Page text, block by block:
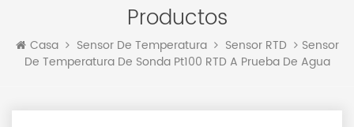
Productos
Casa Sensor De Temperatura Sensor RTD
Sensor
De Temperatura De Sonda Pt100 RTD A Prueba De Agua